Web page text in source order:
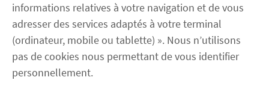
informations relatives à votre navigation et de vous
adresser des services adaptés à votre terminal
(ordinateur, mobile ou tablette) ». Nous n’utilisons
pas de cookies nous permettant de vous identifier
personnellement.